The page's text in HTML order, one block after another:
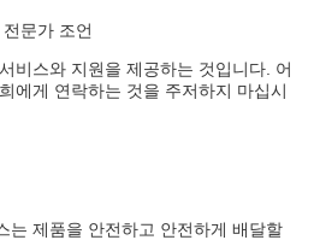
문가 조언
비스와 지원을 제공하는 것입니다. 어
에게 연락하는 것을 주저하지 마십시
는 제품을 안전하고 안전하게 배달할